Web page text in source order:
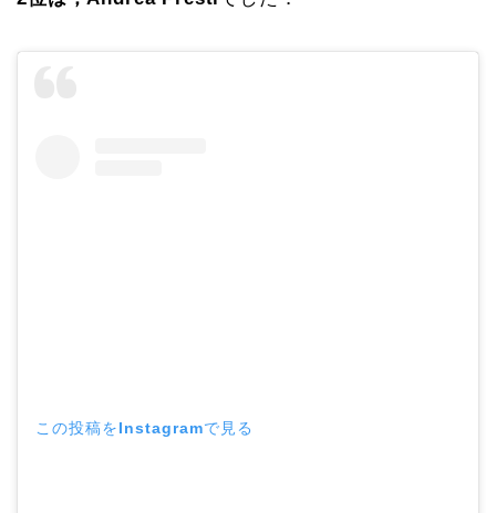
この投稿をInstagramで見る